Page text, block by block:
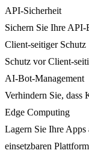
API-Sicherheit
Sichern Sie Ihre API-
Client-seitiger Schutz
Schutz vor Client-
AI-Bot-Management
Verhindern Sie, dass
Edge Computing
Lagern Sie Ihre Apps
einsetzbaren